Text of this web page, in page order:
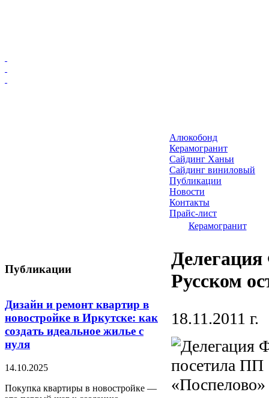
Публикации
Дизайн и ремонт квартир в
новостройке в Иркутске: как
создать идеальное жилье с
нуля
14.10.2025
Покупка квартиры в новостройке —
Алюкобонд
Керамогранит
Сайдинг Ханьи
Сайдинг виниловый
Публикации
Новости
Контакты
Прайс-лист
Керамогранит
Русском
18.11.2011 г.